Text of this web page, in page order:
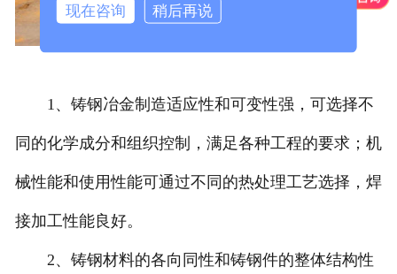
1、铸钢冶金制造适应性和可变性强，可选择不
同的化学成分和组织控制，满足各种工程的要求；机
械性能和使用性能可通过不同的热处理工艺选择，焊
接加工性能良好。
2、铸钢材料的各向同性和铸钢件的整体结构性
现在咨询 稍后再说